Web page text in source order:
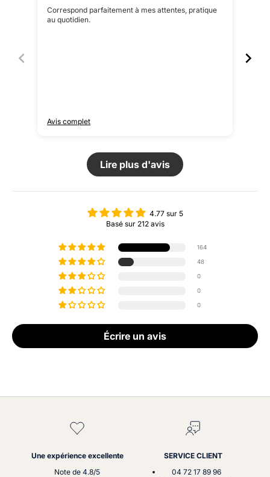
Correspond parfaitement à mes attentes, pratique
au quotidien.
Avis complet
Lire plus d'avis
4.77 sur 5
Basé sur 212 avis
164
48
0
0
0
Écrire un avis
Une expérience excellente
Note de 4.8/5
SERVICE CLIENT
04 72 17 89 96